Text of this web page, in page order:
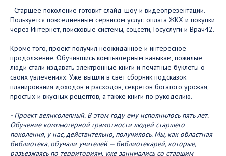
- Старшее поколение готовит слайд-шоу и видеопрезентации.
Пользуется повседневным сервисом услуг: оплата ЖКХ и покупки
через Интернет, поисковые системы, соцсети, Госуслуги и Врач42.
Кроме того, проект получил неожиданное и интересное
продолжение. Обучившись компьютерным навыкам, пожилые
люди стали издавать электронные книги и печатные буклеты о
своих увлечениях. Уже вышли в свет сборник подсказок
планирования доходов и расходов, секретов богатого урожая,
простых и вкусных рецептов, а также книги по рукоделию.
- Проект великолепный. В этом году ему исполнилось пять лет.
Обучение компьютерной грамотности людей старшего
поколения, у нас, действительно, получилось. Мы, как областная
библиотека, обучали учителей — библиотекарей, которые,
разъезжаясь по территориям, уже занимались со старшим